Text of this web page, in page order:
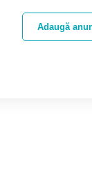
Adaugă